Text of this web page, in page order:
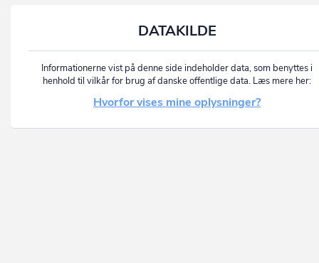
DATAKILDE
Informationerne vist på denne side indeholder data, som benyttes i
henhold til vilkår for brug af danske offentlige data. Læs mere her:
Hvorfor vises mine oplysninger?